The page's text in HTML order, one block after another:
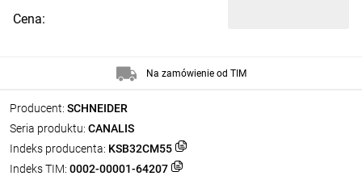
Producent: SCHNEIDER
Seria produktu: CANALIS
Indeks producenta: KSB32CM55
Indeks TIM: 0002-00001-64207
Cena:
Na zamówienie od TIM